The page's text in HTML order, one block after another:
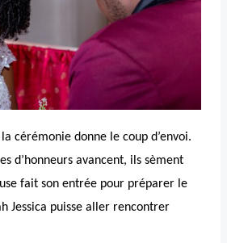
cérémonie donne le coup d’envoi.
d’honneurs avancent, ils sèment
fait son entrée pour préparer le
Jessica puisse aller rencontrer